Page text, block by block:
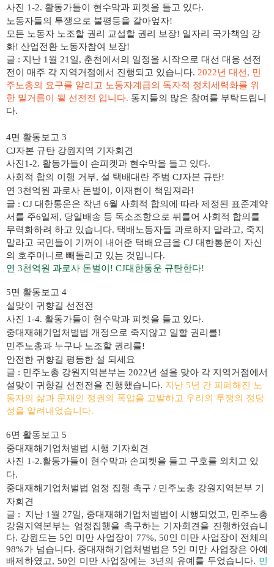
사진 1-2. 활동가들이 현수막과 피켓을 들고 있다.
노동자들의 투쟁으로 불평등을 갈아엎자!
모든 노동자 노조할 권리 교섭할 권리 보장! 일자리 국가책임 강
화! 산업전환 노동자참여 보장!
글 : 지난 1 월 21 일, 춘천에서의 일정을 시작으로 대선 대응 선전
전이 매주 각 지역거점에서 진행되고 있습니다. 2022년 대선 , 민
주노총의 요구를 알리고 노동자계급의 독자적 정치세력화를 위
한 밑거름이 될 선전전 입니다. 동지들의 많은 참여를 부탁드립니
다.
4면 활동보고 3
CJ자본 규탄 강원지역 기자회견
사진1-2. 활동가들이 손피켓과 현수막을 들고 있다.
사회적 합의 이행 거부, 설 택배대란 주범 CJ자본 규탄!
연 3천억원 과로사 돈벌이, 이재현이 책임져라!
글 : CJ 대한통운은 작년 6월 사회적 합의에 따라 제정된 표준계약
서를 주6일제 , 당일배송 등 독소조항으로 뒤틀어 사회적 합의를
무력화하려 하고 있습니다. 택배노동자들 과로하지 말라고, 죽지
말라고 국민들이 기꺼이 내어준 택배요금을 CJ 대한통운이 자신
의 호주머니로 빼돌리고 있는 것입니다.
연 3천억원 과로사 돈벌이! CJ대한통운 규탄한다!
5면 활동보고 4
설맞이 귀향길 선전전
사진 1-4. 활동가들이 현수막과 피켓을 들고 있다.
중대재해기업처벌법 개정으로 죽지않고 일할 권리를!
민주노총과 누구나 노조할 권리를!
안전한 귀향길 평등한 설 되세요
글 : 민주노총 강원지역본부는 2022년 설을 맞아 각 지역거점에서
설맞이
귀향길 선전전을 진행했습니다. 지난 5년 간 피폐해진 노
동자의 삶과 문재인 정권의 폭압을 고발하고 우리의 투쟁의 정당
성을 알려내었습니다.
6면 활동보고 5
중대재해기업처벌법 시행 기자회견
사진 1-2.활동가들이 현수막과 손피켓을 들고 구호를 외치고 있
다.
중대재해기업처벌법 엄정 집행 촉구 / 민주노총 강원지역본부 기
자회견
글 :
지난 1 월 27일, 중대재해기업처벌법이 시행되었고, 민주노총
강원지역본부는 엄정집행을 촉구하는 기자회견을 진행하였습니
다. 강원도는 5인 미만 사업장이 77%, 50인 미만 사업장이 전체의
98%가 넘습니다. 중대재해기업처벌법은 5인 미만 사업장은 아예
배제하였고, 50인 미만 사업장에는 3년의 유예를 두었습니다. 민